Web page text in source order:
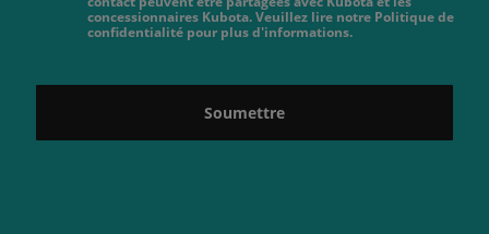
concessionnaires Kubota. Veuillez lire notre Politique de
confidentialité pour plus d'informations.
Soumettre